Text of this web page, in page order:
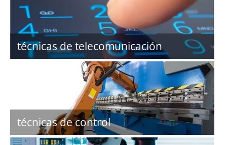
técnicas de telecomunicación
técnicas de control